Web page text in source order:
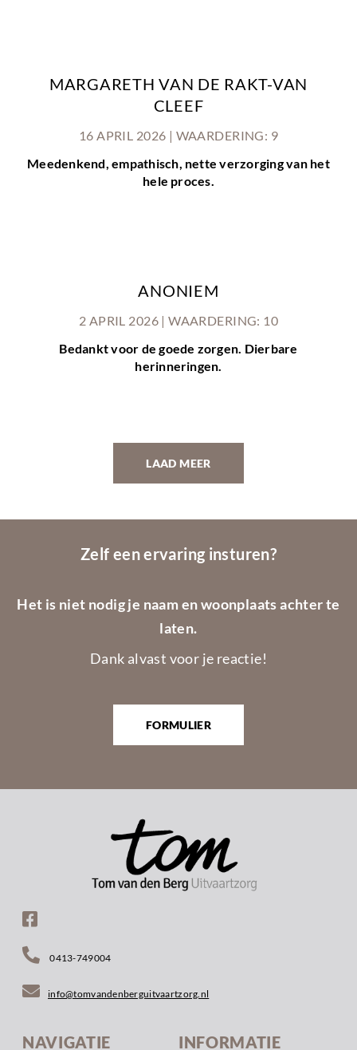
MARGARETH VAN DE RAKT-VAN
CLEEF
16 APRIL 2026 | WAARDERING: 9
Meedenkend, empathisch, nette verzorging van het
hele proces.
ANONIEM
2 APRIL 2026 | WAARDERING: 10
Bedankt voor de goede zorgen. Dierbare
herinneringen.
LAAD MEER
Zelf een ervaring insturen?
Het is niet nodig je naam en woonplaats achter te
laten.
Dank alvast voor je reactie!
FORMULIER
0413-749004
info@tomvandenberguitvaartzorg.nl
NAVIGATIE INFORMATIE